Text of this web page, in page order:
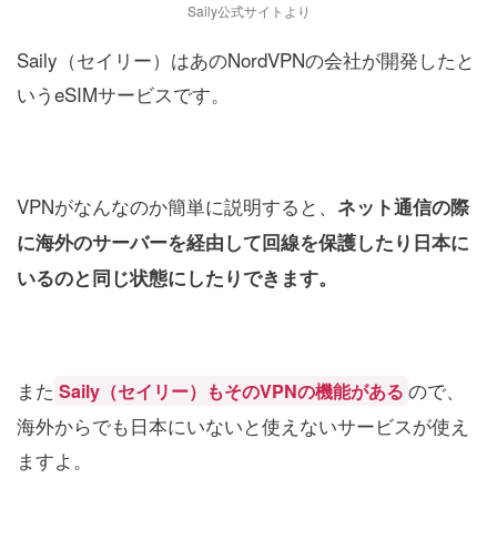
Saily公式サイトより
Saily（セイリー）はあのNordVPNの会社が開発したと
いうeSIMサービスです。
VPNがなんなのか簡単に説明すると、 ネット通信の際
に海外のサーバーを経由して回線を保護したり日本に
いるのと同じ状態にしたりできます。
また Saily（セイリー）もそのVPNの機能がある ので、
海外からでも日本にいないと使えないサービスが使え
ますよ。